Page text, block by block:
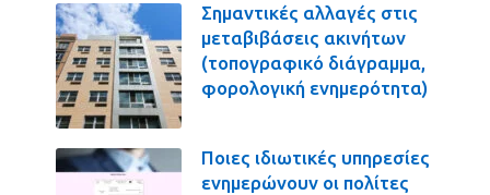
Σημαντικές αλλαγές στις
μεταβιβάσεις ακινήτων
(τοπογραφικό διάγραμμα,
φορολογική ενημερότητα)
Ποιες ιδιωτικές υπηρεσίες
ενημερώνουν οι πολίτες